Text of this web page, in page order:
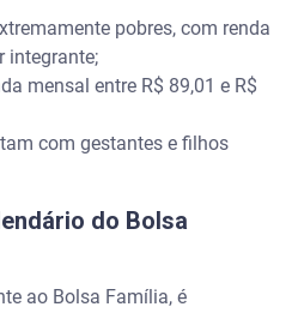
pobres, com renda
integrante;
mensal entre R$ 89,01 e R$
com gestantes e filhos
do Bolsa
ao Bolsa Família, é